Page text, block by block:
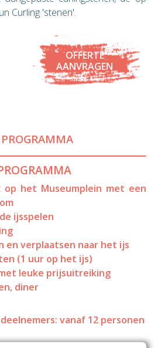
Curling 'stenen'.
OFFERTE
AANVRAGEN
PROGRAMMA
op het Museumplein met een
ijsspelen
en verplaatsen naar het ijs
(1 uur op het ijs)
leuke prijsuitreiking
diner
vanaf 12 personen